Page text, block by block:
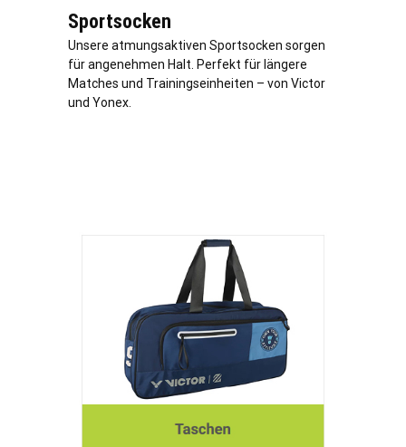
Sportsocken
Unsere atmungsaktiven Sportsocken sorgen
für angenehmen Halt. Perfekt für längere
Matches und Trainingseinheiten – von Victor
und Yonex.